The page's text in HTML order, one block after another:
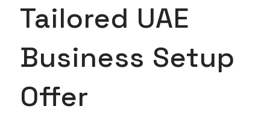
Tailored UAE
Business Setup
Offer